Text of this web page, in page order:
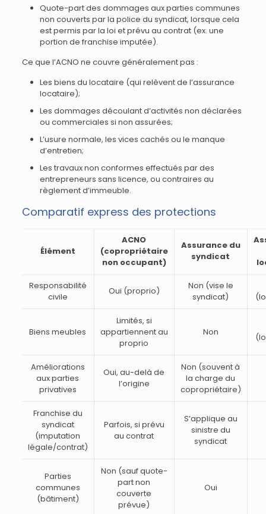
Quote-part des dommages aux parties communes
non couverts par la police du syndicat, lorsque cela
est permis par la loi et prévu au contrat (ex. une
portion de franchise imputée).
Ce que l’ACNO ne couvre généralement pas :
Les biens du locataire (qui relèvent de l’assurance
locataire);
Les dommages découlant d’activités non déclarées
ou commerciales si non assurées;
L’usure normale, les vices cachés ou le manque
d’entretien;
Les travaux non conformes effectués par des
entrepreneurs sans licence, ou contraires au
règlement d’immeuble.
Comparatif express des protections
Élément
ACNO
(copropriétaire
non occupant)
Assurance du
syndicat
Responsabilité
civile
Oui (proprio)
Non (vise le
syndicat)
Biens meubles
Limités, si
appartiennent au
proprio
Non
Améliorations
aux parties
privatives
Oui, au-delà de
l’origine
Non (souvent à
la charge du
copropriétaire)
Franchise du
syndicat
(imputation
légale/contrat)
Parfois, si prévu
au contrat
S’applique au
sinistre du
syndicat
Parties
communes
(bâtiment)
Non (sauf quote-
part non
couverte
prévue)
Oui